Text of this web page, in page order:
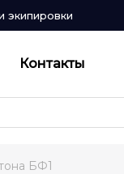
экипировки
Контакты
БФ1